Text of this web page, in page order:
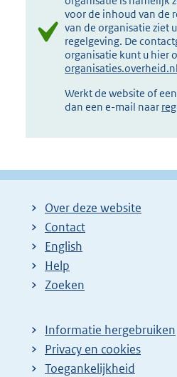
voor de inhoud van de
van de organisatie ziet
regelgeving. De
organisatie kunt u hier
organisaties.overheid.nl
Werkt de website of
dan een e-mail naar
Over deze website
Contact
English
Help
Zoeken
Informatie hergebruiken
Privacy en cookies
Toegankelijkheid